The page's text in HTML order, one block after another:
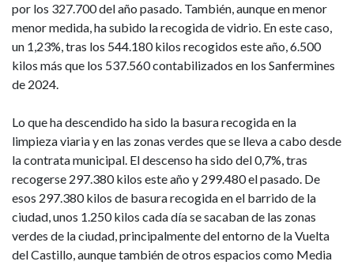
por los 327.700 del año pasado. También, aunque en menor
menor medida, ha subido la recogida de vidrio. En este caso,
un 1,23%, tras los 544.180 kilos recogidos este año, 6.500
kilos más que los 537.560 contabilizados en los Sanfermines
de 2024.
Lo que ha descendido ha sido la basura recogida en la
limpieza viaria y en las zonas verdes que se lleva a cabo desde
la contrata municipal. El descenso ha sido del 0,7%, tras
recogerse 297.380 kilos este año y 299.480 el pasado. De
esos 297.380 kilos de basura recogida en el barrido de la
ciudad, unos 1.250 kilos cada día se sacaban de las zonas
verdes de la ciudad, principalmente del entorno de la Vuelta
del Castillo, aunque también de otros espacios como Media